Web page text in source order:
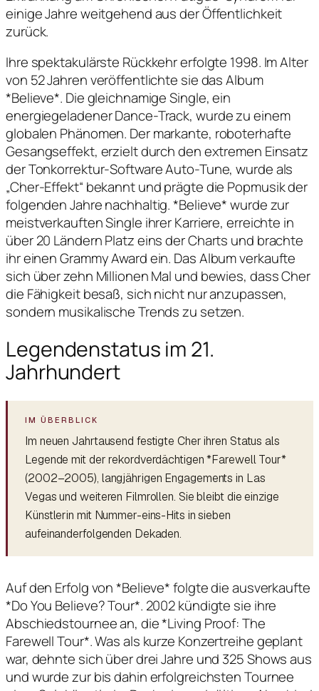
einige Jahre weitgehend aus der Öffentlichkeit
zurück.
Ihre spektakulärste Rückkehr erfolgte 1998. Im Alter
von 52 Jahren veröffentlichte sie das Album
*Believe*. Die gleichnamige Single, ein
energiegeladener Dance-Track, wurde zu einem
globalen Phänomen. Der markante, roboterhafte
Gesangseffekt, erzielt durch den extremen Einsatz
der Tonkorrektur-Software Auto-Tune, wurde als
„Cher-Effekt“ bekannt und prägte die Popmusik der
folgenden Jahre nachhaltig. *Believe* wurde zur
meistverkauften Single ihrer Karriere, erreichte in
über 20 Ländern Platz eins der Charts und brachte
ihr einen Grammy Award ein. Das Album verkaufte
sich über zehn Millionen Mal und bewies, dass Cher
die Fähigkeit besaß, sich nicht nur anzupassen,
sondern musikalische Trends zu setzen.
Legendenstatus im 21.
Jahrhundert
Im neuen Jahrtausend festigte Cher ihren Status als
Legende mit der rekordverdächtigen *Farewell Tour*
(2002–2005), langjährigen Engagements in Las
Vegas und weiteren Filmrollen. Sie bleibt die einzige
Künstlerin mit Nummer-eins-Hits in sieben
aufeinanderfolgenden Dekaden.
Auf den Erfolg von *Believe* folgte die ausverkaufte
*Do You Believe? Tour*. 2002 kündigte sie ihre
Abschiedstournee an, die *Living Proof: The
Farewell Tour*. Was als kurze Konzertreihe geplant
war, dehnte sich über drei Jahre und 325 Shows aus
und wurde zur bis dahin erfolgreichsten Tournee